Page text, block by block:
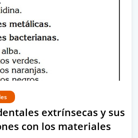
extrínsecas y sus
con los materiales